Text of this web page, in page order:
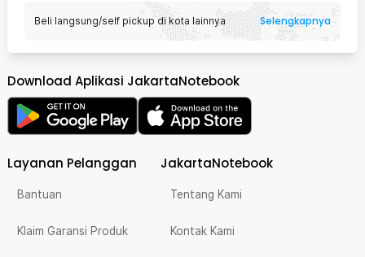
Beli langsung/self pickup di kota lainnya Selengkapnya
Download Aplikasi JakartaNotebook
Layanan Pelanggan
Bantuan
Klaim Garansi Produk
JakartaNotebook
Tentang Kami
Kontak Kami